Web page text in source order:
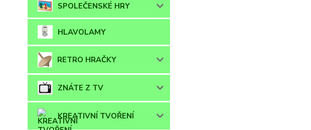
SPOLEČENSKÉ HRY
HLAVOLAMY
RETRO HRAČKY
ZNÁTE Z TV
KREATIVNÍ TVOŘENÍ